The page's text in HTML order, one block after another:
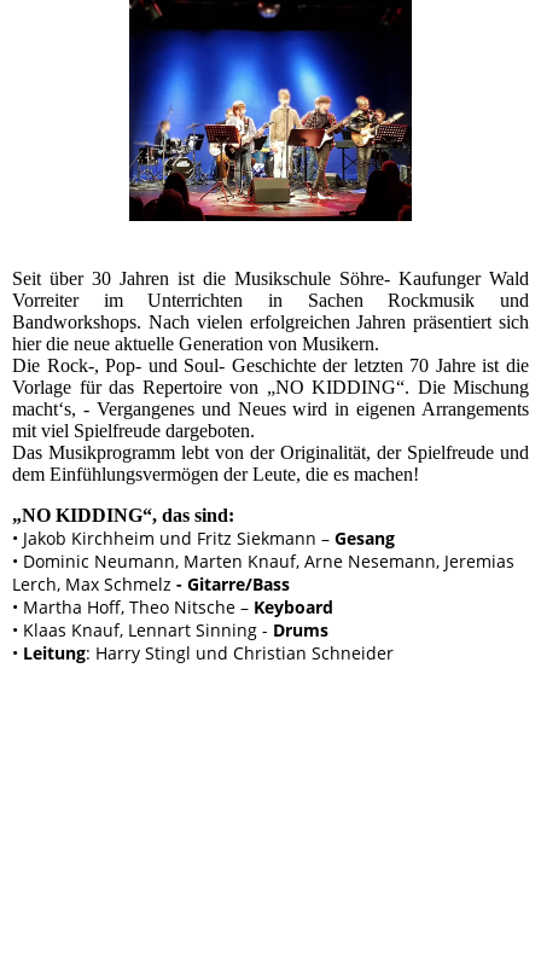
Seit über 30 Jahren ist die Musikschule Söhre- Kaufunger Wald
Vorreiter im Unterrichten in Sachen Rockmusik und
Bandworkshops. Nach vielen erfolgreichen Jahren präsentiert sich
hier die neue aktuelle Generation von Musikern.
Die Rock-, Pop- und Soul- Geschichte der letzten 70 Jahre ist die
Vorlage für das Repertoire von „NO KIDDING“. Die Mischung
macht‘s, - Vergangenes und Neues wird in eigenen Arrangements
mit viel Spielfreude dargeboten.
Das Musikprogramm lebt von der Originalität, der Spielfreude und
dem Einfühlungsvermögen der Leute, die es machen!
„NO KIDDING“, das sind:
• Jakob Kirchheim und Fritz Siekmann – Gesang
• Dominic Neumann, Marten Knauf, Arne Nesemann, Jeremias
Lerch, Max Schmelz - Gitarre/Bass
• Martha Hoff, Theo Nitsche – Keyboard
• Klaas Knauf, Lennart Sinning - Drums
• Leitung: Harry Stingl und Christian Schneider